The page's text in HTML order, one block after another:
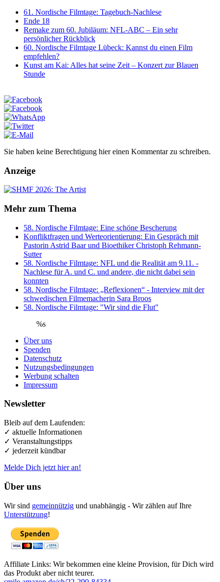
61. Nordische Filmtage: Tagebuch-Nachlese
Ende 18
Remake zum 60. Jubiläum: NFL-ABC – Ein sehr
persönlicher Rückblick
60. Nordische Filmtage Lübeck: Kannst du einen Film
empfehlen?
Kunst am Kai: Alles hat seine Zeit – Konzert zur Blauen
Stunde
Sie haben keine Berechtigung hier einen Kommentar zu schreiben.
Anzeige
Mehr zum Thema
58. Nordische Filmtage: Eine schöne Bescherung
Konfliktfragen und Werteorientierung: Ein Gespräch mit
Pastorin Astrid Baar und Bioethiker Christoph Rehmann-
Sutter
58. Nordische Filmtage: NFL und die Realität am 9.11. -
Nachlese für A. und C. und andere, die nicht dabei sein
konnten
58. Nordische Filmtage: „Reflexionen“ - Interview mit der
schwedischen Filmemacherin Sara Broos
58. Nordische Filmtage: "Wir sind die Flut"
%s
Über uns
Spenden
Datenschutz
Nutzungsbedingungen
Werbung schalten
Impressum
Newsletter
Bleib auf dem Laufenden:
✓ aktuelle Informationen
✓ Veranstaltungstipps
✓ jederzeit kündbar
Melde Dich jetzt hier an!
Über uns
Wir sind gemeinnützig und unabhängig - Wir zählen auf Ihre
Unterstützung!
Affiliate Links: Wir bekommen eine kleine Provision, für Dich wird
das Produkt aber nicht teurer.